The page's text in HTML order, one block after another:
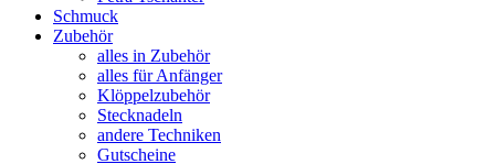
Schmuck
Zubehör
alles in Zubehör
alles für Anfänger
Klöppelzubehör
Stecknadeln
andere Techniken
Gutscheine